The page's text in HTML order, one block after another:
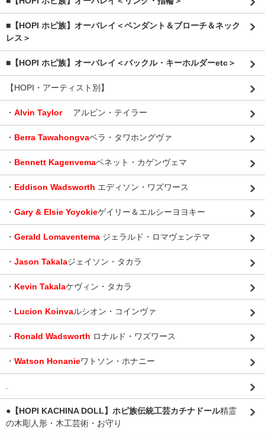
■【HOPI ホピ族】オーバレイ＜ペンダント＆ブローチ＆ネック
レス＞
■【HOPI ホピ族】オーバレイ＜バックル・キーホルダーetc＞
【HOPI・アーティスト別】
・ Alvin Taylor アルビン・テイラー
・ Berra Tawahongvaベラ・タワホングヴァ
・ Bennett Kagenvemaベネット・カゲンヴェマ
・ Eddison Wadsworth エディソン・ワズワース
・ Gary & Elsie Yoyokieゲイリー＆エルシーヨヨキー
・ Gerald Lomaventema ジェラルド・ロマヴェンテマ
・ Jason Takalaジェイソン・タカラ
・ Kevin Takalaケヴィン・タカラ
・ Lucion Koinvaルシオン・コインヴァ
・ Ronald Wadsworth ロナルド・ワズワース
・ Watson Honanieワトソン・ホナニー
.
●【HOPI KACHINA DOLL】ホピ族伝統工芸カチナドール精霊
の木彫人形・木工芸術・お守り